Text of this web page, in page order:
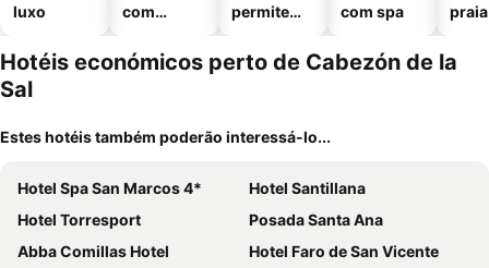
luxo
com
permitem
com spa
praia
Hotéis económicos perto de Cabezón de la
Sal
Estes hotéis também poderão interessá-lo...
Hotel Spa San Marcos 4*
Hotel Santillana
Hotel Torresport
Posada Santa Ana
Abba Comillas Hotel
Hotel Faro de San Vicente